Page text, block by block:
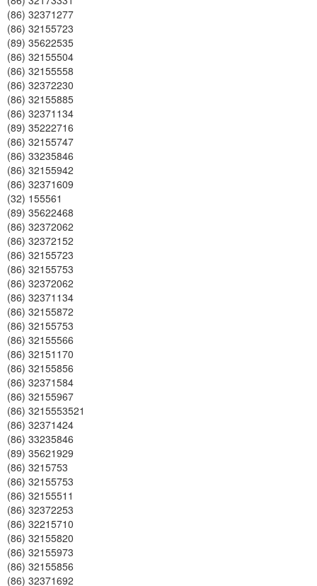
(86) 32371277
(86) 32155723
(89) 35622535
(86) 32155504
(86) 32155558
(86) 32372230
(86) 32155885
(86) 32371134
(89) 35222716
(86) 32155747
(86) 33235846
(86) 32155942
(86) 32371609
(32) 155561
(89) 35622468
(86) 32372062
(86) 32372152
(86) 32155723
(86) 32155753
(86) 32372062
(86) 32371134
(86) 32155872
(86) 32155753
(86) 32155566
(86) 32151170
(86) 32155856
(86) 32371584
(86) 32155967
(86) 3215553521
(86) 32371424
(86) 33235846
(89) 35621929
(86) 3215753
(86) 32155753
(86) 32155511
(86) 32372253
(86) 32215710
(86) 32155820
(86) 32155973
(86) 32155856
(86) 32371692